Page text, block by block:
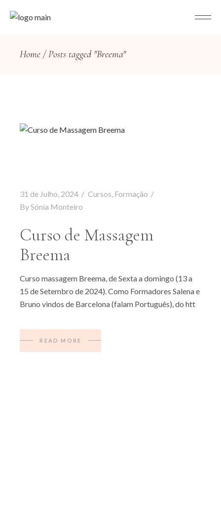
Home Posts tagged "Breema"
31 de Julho, 2024 Cursos, Formação
BySónia Monteiro
Curso de Massagem
Breema
Curso massagem Breema, de Sexta a domingo (13 a
15 de Setembro de 2024). Como Formadores Salena e
Bruno vindos de Barcelona (falam Português), do htt
READ MORE